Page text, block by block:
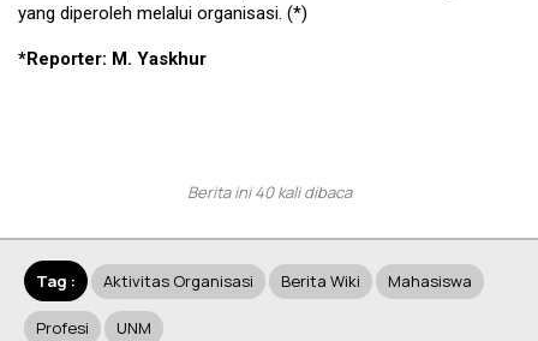
yang diperoleh melalui organisasi. (*)
*Reporter: M. Yaskhur
Berita ini 40 kali dibaca
Tag : Aktivitas Organisasi Berita Wiki Mahasiswa
Profesi UNM